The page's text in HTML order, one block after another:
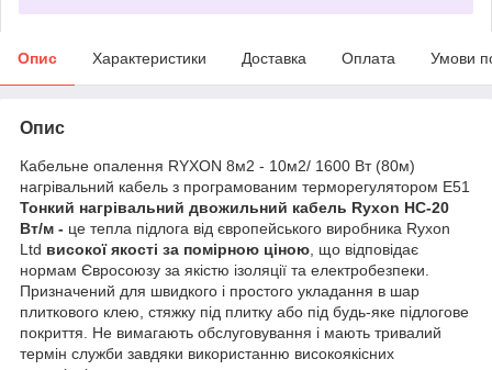
Опис Характеристики Доставка Оплата Умови
Опис
Кабельне опалення RYXON 8м2 - 10м2/ 1600 Вт (80м)
нагрівальний кабель з програмованим терморегулятором E51
Тонкий нагрівальний двожильний кабель Ryxon НС-20
Вт/м - це тепла підлога від європейського виробника Ryxon
Ltd високої якості за помірною ціною , що відповідає
нормам Євросоюзу за якістю ізоляції та електробезпеки.
Призначений для швидкого і простого укладання в шар
плиткового клею, стяжку під плитку або під будь-яке підлогове
покриття. Не вимагають обслуговування і мають тривалий
термін служби завдяки використанню високоякісних